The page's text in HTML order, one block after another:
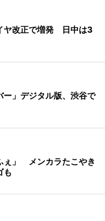
ヤ改正で増発 日中は3
」デジタル版、渋谷で
ぇ」 メンカラたこやき
も